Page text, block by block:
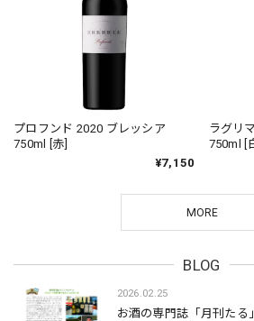
BLOG
2026.02.25
お酒の専門誌「月刊たる
プロフンド 2020 ブレッシア
750ml [赤]
¥7,150
ラグリ
750ml [
MORE